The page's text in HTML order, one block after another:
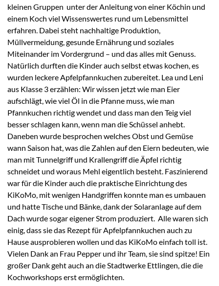
kleinen Gruppen unter der Anleitung von einer Köchin und
einem Koch viel Wissenswertes rund um Lebensmittel
erfahren. Dabei steht nachhaltige Produktion,
Müllvermeidung, gesunde Ernährung und soziales
Miteinander im Vordergrund – und das alles mit Genuss.
Natürlich durften die Kinder auch selbst etwas kochen, es
wurden leckere Apfelpfannkuchen zubereitet. Lea und Leni
aus Klasse 3 erzählen: Wir wissen jetzt wie man Eier
aufschlägt, wie viel Öl in die Pfanne muss, wie man
Pfannkuchen richtig wendet und dass man den Teig viel
besser schlagen kann, wenn man die Schüssel anhebt.
Daneben wurde besprochen welches Obst und Gemüse
wann Saison hat, was die Zahlen auf den Eiern bedeuten, wie
man mit Tunnelgriff und Krallengriff die Äpfel richtig
schneidet und woraus Mehl eigentlich besteht. Faszinierend
war für die Kinder auch die praktische Einrichtung des
KiKoMo, mit wenigen Handgriffen konnte man es umbauen
und hatte Tische und Bänke, dank der Solaranlage auf dem
Dach wurde sogar eigener Strom produziert. Alle waren sich
einig, dass sie das Rezept für Apfelpfannkuchen auch zu
Hause ausprobieren wollen und das KiKoMo einfach toll ist.
Vielen Dank an Frau Pepper und ihr Team, sie sind spitze! Ein
großer Dank geht auch an die Stadtwerke Ettlingen, die die
Kochworkshops erst ermöglichten.